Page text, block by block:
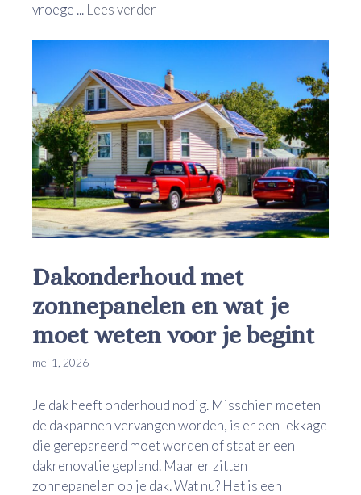
vroege ... Lees verder
Dakonderhoud met
zonnepanelen en wat je
moet weten voor je begint
mei 1, 2026
Je dak heeft onderhoud nodig. Misschien moeten
de dakpannen vervangen worden, is er een lekkage
die gerepareerd moet worden of staat er een
dakrenovatie gepland. Maar er zitten
zonnepanelen op je dak. Wat nu? Het is een